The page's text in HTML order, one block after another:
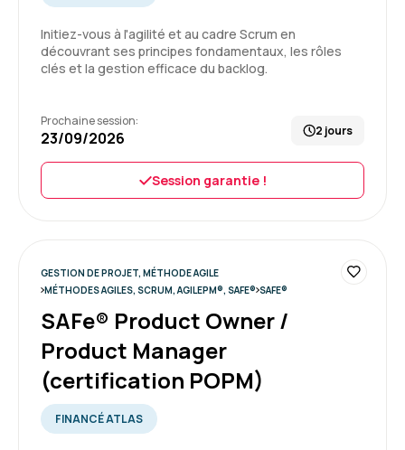
Formation : Comprendre la démarche Agile
Marjorie R. Le 10/06/2026
complète.
Formation : Comprendre la démarche Agile
Initiez-vous à l'agilité et au cadre Scrum en
découvrant ses principes fondamentaux, les rôles
clés et la gestion efficace du backlog.
Prochaine session:
23/09/2026 2 jours
Session garantie !
GESTION DE PROJET, MÉTHODE AGILE
MÉTHODES AGILES, SCRUM, AGILEPM®, SAFE® SAFE®
SAFe® Product Owner /
Product Manager
(certification POPM)
FINANCÉ ATLAS